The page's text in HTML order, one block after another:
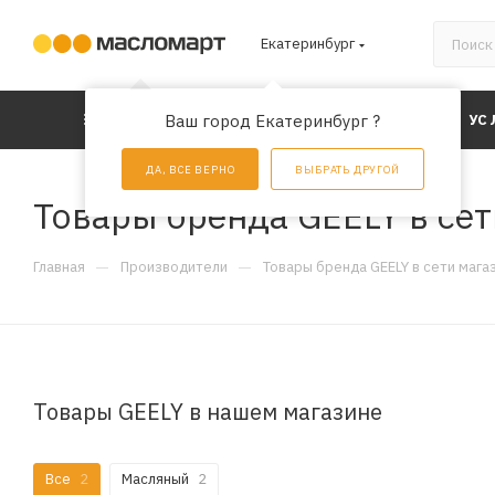
Екатеринбург
Ваш город Екатеринбург ?
ДА, ВСЕ ВЕРНО ВЫБРАТЬ ДРУГОЙ
КАТАЛОГ АКЦИИ
Товары бренда GEELY в
Главная — Производители — Товары бренда GEELY в сети
Товары GEELY в нашем магазине
Все 2 Масляный 2